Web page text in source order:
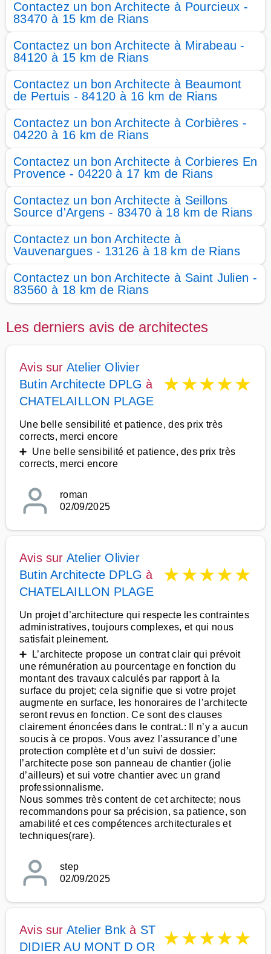
Contactez un bon Architecte à Pourcieux -
83470 à 15 km de Rians
Contactez un bon Architecte à Mirabeau -
84120 à 15 km de Rians
Contactez un bon Architecte à Beaumont
de Pertuis - 84120 à 16 km de Rians
Contactez un bon Architecte à Corbières -
04220 à 16 km de Rians
Contactez un bon Architecte à Corbieres En
Provence - 04220 à 17 km de Rians
Contactez un bon Architecte à Seillons
Source d'Argens - 83470 à 18 km de Rians
Contactez un bon Architecte à
Vauvenargues - 13126 à 18 km de Rians
Contactez un bon Architecte à Saint Julien -
83560 à 18 km de Rians
Les derniers avis de architectes
Avis sur Atelier Olivier
Butin Architecte DPLG à
CHATELAILLON PLAGE
★★★★★
Une belle sensibilité et patience, des prix très
corrects, merci encore
➕ Une belle sensibilité et patience, des prix très
corrects, merci encore
roman
02/09/2025
Avis sur Atelier Olivier
Butin Architecte DPLG à
CHATELAILLON PLAGE
★★★★★
Un projet d’architecture qui respecte les contraintes
administratives, toujours complexes, et qui nous
satisfait pleinement.
➕ L’architecte propose un contrat clair qui prévoit
une rémunération au pourcentage en fonction du
montant des travaux calculés par rapport à la
surface du projet; cela signifie que si votre projet
augmente en surface, les honoraires de l’architecte
seront revus en fonction. Ce sont des clauses
clairement énoncées dans le contrat.: Il n’y a aucun
soucis à ce propos. Vous avez l’assurance d’une
protection complète et d’un suivi de dossier:
l’architecte pose son panneau de chantier (jolie
d’ailleurs) et sui votre chantier avec un grand
professionnalisme.
Nous sommes très content de cet architecte; nous
recommandons pour sa précision, sa patience, son
amabilité et ces compétences architecturales et
techniques(rare).
step
02/09/2025
Avis sur Atelier Bnk à ST
DIDIER AU MONT D OR
★★★★★